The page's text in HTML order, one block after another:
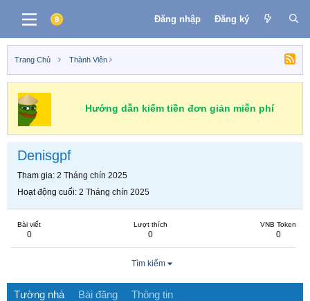
Đăng nhập Đăng ký
Trang Chủ Thành Viên
Hướng dẫn kiếm tiền đơn giản miễn phí
Denisgpf
Tham gia 2 Tháng chín 2025
Hoạt động cuối 2 Tháng chín 2025
Bài viết
0
Lượt thích
0
VNB Token
0
Tìm kiếm
Tường nhà Bài đăng Thông tin